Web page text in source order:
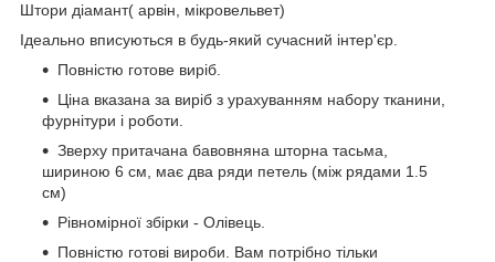
Штори діамант( арвін, мікровельвет)
Ідеально вписуються в будь-який сучасний інтер'єр.
Повністю готове виріб.
Ціна вказана за виріб з урахуванням набору тканини,
фурнітури і роботи.
Зверху притачана бавовняна шторна тасьма,
шириною 6 см, має два ряди петель (між рядами 1.5
см)
Рівномірної збірки - Олівець.
Повністю готові вироби. Вам потрібно тільки